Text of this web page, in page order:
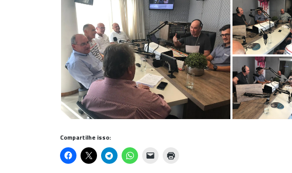
Compartilhe isso: